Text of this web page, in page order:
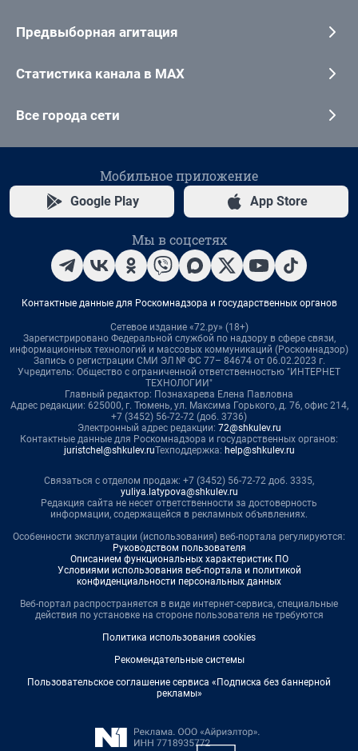
Предвыборная агитация
Статистика канала в MAX
Все города сети
Мобильное приложение
Google Play App Store
Мы в соцсетях
Контактные данные для Роскомнадзора и государственных органов
Сетевое издание «72.ру» (18+)
Зарегистрировано Федеральной службой по надзору в сфере связи,
информационных технологий и массовых коммуникаций (Роскомнадзор)
Запись о регистрации СМИ ЭЛ № ФС 77– 84674 от 06.02.2023 г.
Учредитель: Общество с ограниченной ответственностью "ИНТЕРНЕТ
ТЕХНОЛОГИИ"
Главный редактор: Познахарева Елена Павловна
Адрес редакции: 625000, г. Тюмень, ул. Максима Горького, д. 76, офис 214,
+7 (3452) 56-72-72 (доб. 3736)
Электронный адрес редакции: 72@shkulev.ru
Контактные данные для Роскомнадзора и государственных органов:
juristchel@shkulev.ruТехподдержка: help@shkulev.ru
Связаться с отделом продаж: +7 (3452) 56-72-72 доб. 3335,
yuliya.latypova@shkulev.ru
Редакция сайта не несет ответственности за достоверность
информации, содержащейся в рекламных объявлениях.
Особенности эксплуатации (использования) веб-портала регулируются:
Руководством пользователя
Описанием функциональных характеристик ПО
Условиями использования веб-портала и политикой
конфиденциальности персональных данных
Веб-портал распространяется в виде интернет-сервиса, специальные
действия по установке на стороне пользователя не требуются
Политика использования cookies
Рекомендательные системы
Пользовательское соглашение сервиса «Подписка без баннерной
рекламы»